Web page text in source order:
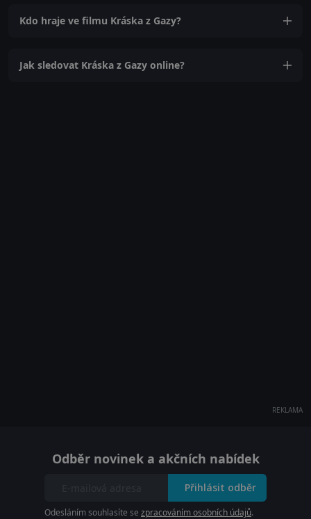
Kdo hraje ve filmu Kráska z Gazy?
Jak sledovat Kráska z Gazy online?
REKLAMA
Odběr novinek a akčních nabídek
Přihlásit odběr
Odesláním souhlasíte se zpracováním osobních údajů.